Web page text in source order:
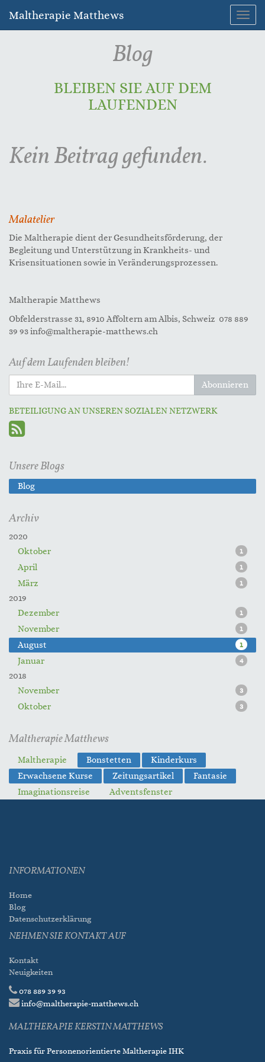
Maltherapie Matthews
Blog
BLEIBEN SIE AUF DEM
LAUFENDEN
Kein Beitrag gefunden.
Malatelier
Die Maltherapie dient der Gesundheitsförderung, der
Begleitung und Unterstützung in Krankheits- und
Krisensituationen sowie in Veränderungsprozessen.
Maltherapie Matthews
Obfelderstrasse 31, 8910 Affoltern am Albis, Schweiz 078 889
39 93 info@maltherapie-matthews.ch
Auf dem Laufenden bleiben!
Abonnieren
BETEILIGUNG AN UNSEREN SOZIALEN NETZWERK
Unsere Blogs
Blog
Archiv
2020
Oktober
1
April 1
März 1
2019
Dezember
1
November 1
August 1
Januar 4
2018
November
3
Oktober 3
Maltherapie Matthews
Maltherapie Bonstetten
Kinderkurs
Erwachsene Kurse
Zeitungsartikel
Fantasie
Imaginationsreise
Adventsfenster
INFORMATIONEN
Home
Blog
Datenschutzerklärung
NEHMEN SIE KONTAKT AUF
Kontakt
Neuigkeiten
078 889 39 93
info@maltherapie-matthews.ch
MALTHERAPIE KERSTIN MATTHEWS
Praxis für Personenorientierte Maltherapie IHK